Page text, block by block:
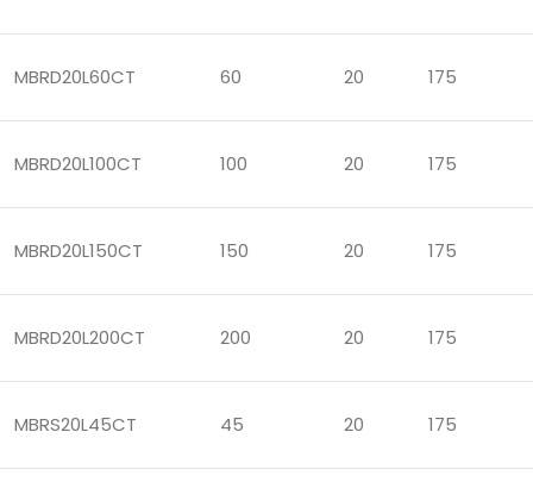
MBRD20L60CT 60 20 175
MBRD20L100CT 100 20 175
MBRD20L150CT 150 20 175
MBRD20L200CT 200 20 175
MBRS20L45CT 45 20 175